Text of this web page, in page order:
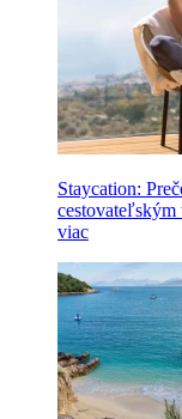
Staycation:
cestovateľským
viac